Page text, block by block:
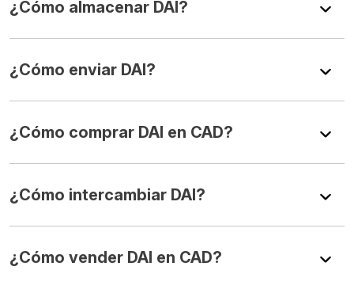
¿Cómo almacenar DAI?
¿Cómo enviar DAI?
¿Cómo comprar DAI en CAD?
¿Cómo intercambiar DAI?
¿Cómo vender DAI en CAD?